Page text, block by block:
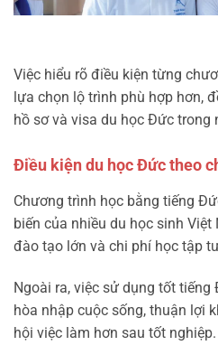
Việc hiểu rõ điều kiện từng
lựa chọn lộ trình phù hợp hơn,
hồ sơ và visa du học Đức trong
Điều kiện du học Đức theo
Chương trình học bằng tiếng
biến của nhiều du học sinh
đào tạo lớn và chi phí học tập
Ngoài ra, việc sử dụng tốt
hòa nhập cuộc sống, thuận lợi
hội việc làm hơn sau tốt nghiệp.